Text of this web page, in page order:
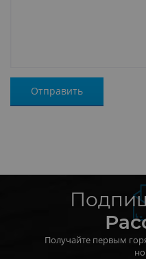
Получайте первым